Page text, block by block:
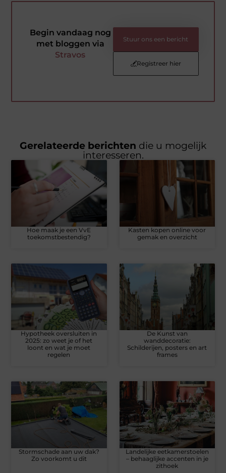
Begin vandaag nog
met bloggen via
Stravos
Stuur ons een bericht
Registreer hier
Gerelateerde berichten die u mogelijk
interesseren.
Hoe maak je een VvE
toekomstbestendig?
Kasten kopen online voor
gemak en overzicht
Hypotheek oversluiten in
2025: zo weet je of het
loont en wat je moet
regelen
De Kunst van
wanddecoratie:
Schilderijen, posters en art
frames
Stormschade aan uw dak?
Zo voorkomt u dit
Landelijke eetkamerstoelen
– behaaglijke accenten in je
zithoek